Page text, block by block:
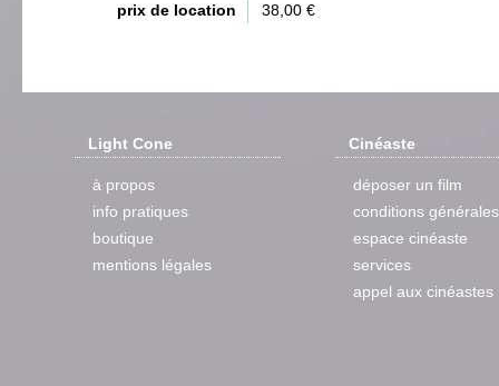
prix de location
38,00 €
Light Cone
à propos
info pratiques
boutique
mentions légales
Cinéaste
déposer un film
conditions générales
espace cinéaste
services
appel aux cinéastes